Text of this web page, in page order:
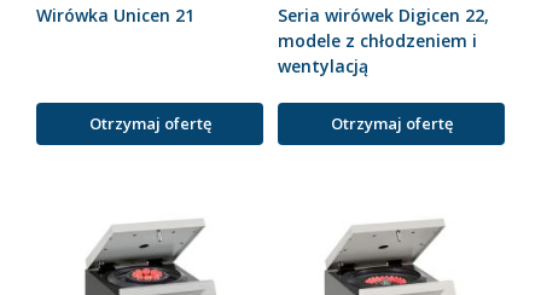
Wirówka Unicen 21
Otrzymaj ofertę
Seria wirówek Digicen 22,
modele z chłodzeniem i
wentylacją
Otrzymaj ofertę